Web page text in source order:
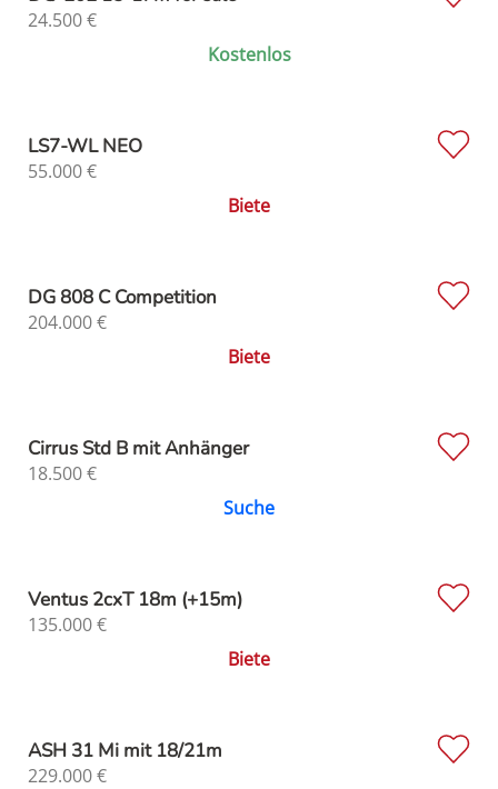
24.500€
Kostenlos
LS7-WL NEO
55.000€
Biete
DG 808 C Competition
204.000€
Biete
Cirrus Std B mit Anhänger
18.500€
Suche
Ventus 2cxT 18m (+15m)
135.000€
Biete
ASH 31 Mi mit 18/21m
229.000€